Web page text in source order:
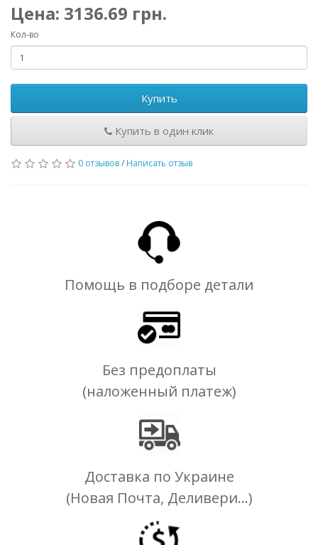
Цена: 3136.69 грн.
Кол-во
Купить
Купить в один клик
0 отзывов/ Написать отзыв
Помощь в подборе детали
Без предоплаты
(наложенный платеж)
Доставка по Украине
(Новая Почта, Деливери...)